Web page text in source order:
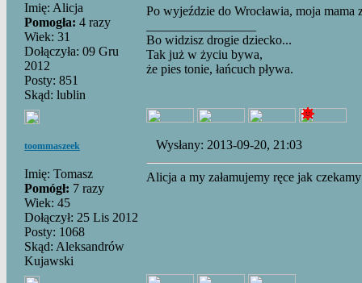
Imię: Alicja
Pomogła: 4 razy
Wiek: 31
Dołączyła: 09 Gru
2012
Posty: 851
Skąd: lublin
Po wyjeździe do Wrocławia, moja mama
Bo widzisz drogie dziecko...
Tak już w życiu bywa,
że pies tonie, łańcuch pływa.
toommaszeek
Imię: Tomasz
Pomógł: 7 razy
Wiek: 45
Dołączył: 25 Lis 2012
Posty: 1068
Skąd: Aleksandrów
Kujawski
Wysłany: 2013-09-20, 21:03
Alicja a my załamujemy ręce jak